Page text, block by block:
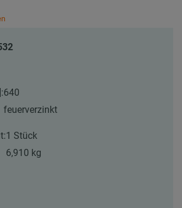
640
feuerverzinkt
1 Stück
6,910 kg